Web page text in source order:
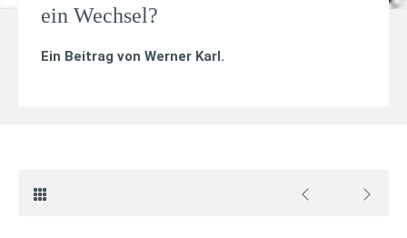
ein Wechsel?
Ein Beitrag von Werner Karl.